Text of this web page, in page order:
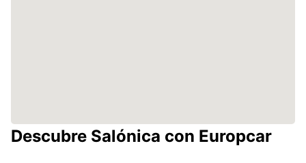
Descubre Salónica con Europcar